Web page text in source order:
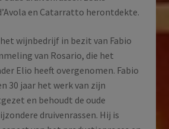
en Catarratto herontdekte.
wijnbedrijf in bezit van Fabio
van Rosario, die het
Elio heeft overgenomen. Fabio
30 jaar het werk van zijn
en behoudt de oude
druivenrassen. Hij is